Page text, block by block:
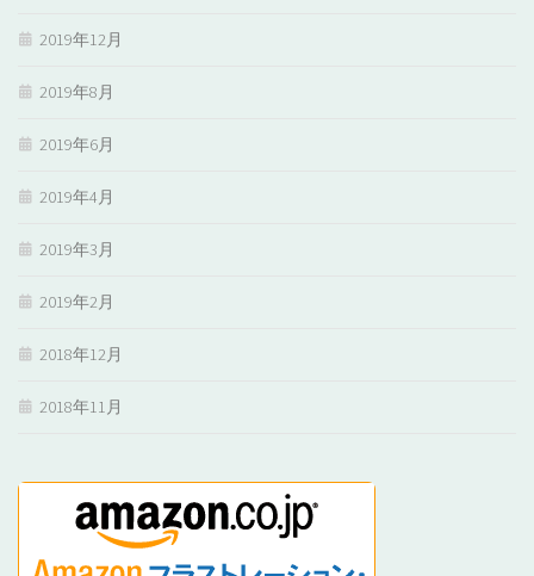
2019年12月
2019年8月
2019年6月
2019年4月
2019年3月
2019年2月
2018年12月
2018年11月